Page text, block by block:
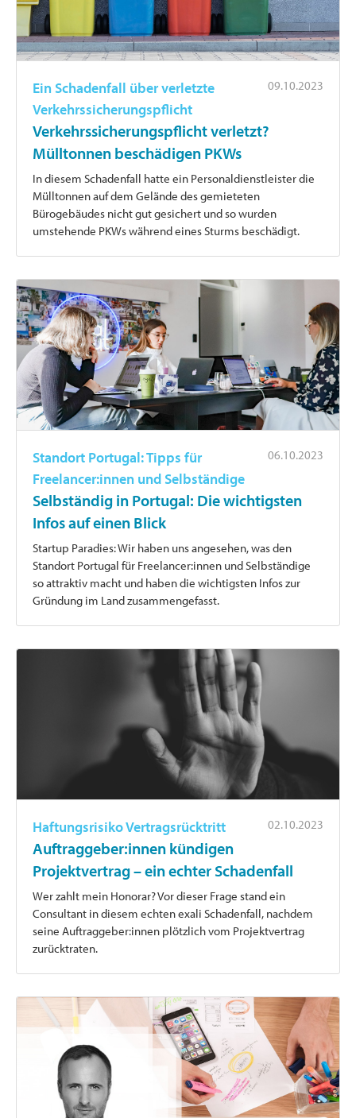
09.10.2023
Ein Schadenfall über verletzte
Verkehrssicherungspflicht
Verkehrssicherungspflicht verletzt?
Mülltonnen beschädigen PKWs
In diesem Schadenfall hatte ein Personaldienstleister die
Mülltonnen auf dem Gelände des gemieteten
Bürogebäudes nicht gut gesichert und so wurden
umstehende PKWs während eines Sturms beschädigt.
06.10.2023
Standort Portugal: Tipps für
Freelancer:innen und Selbständige
Selbständig in Portugal: Die wichtigsten
Infos auf einen Blick
Startup Paradies: Wir haben uns angesehen, was den
Standort Portugal für Freelancer:innen und Selbständige
so attraktiv macht und haben die wichtigsten Infos zur
Gründung im Land zusammengefasst.
02.10.2023
Haftungsrisiko Vertragsrücktritt
Auftraggeber:innen kündigen
Projektvertrag – ein echter Schadenfall
Wer zahlt mein Honorar? Vor dieser Frage stand ein
Consultant in diesem echten exali Schadenfall, nachdem
seine Auftraggeber:innen plötzlich vom Projektvertrag
zurücktraten.